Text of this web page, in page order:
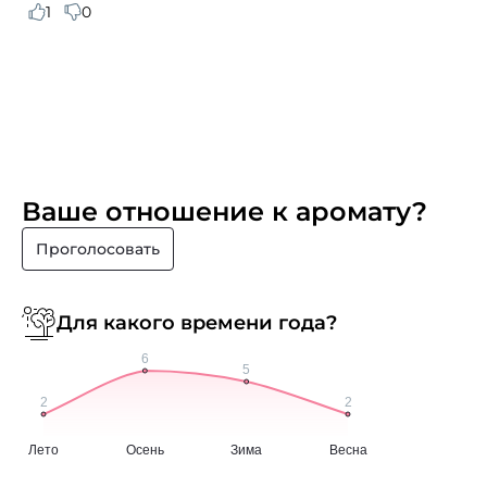
1 0
Ваше отношение к аромату?
Проголосовать
Для какого времени года?